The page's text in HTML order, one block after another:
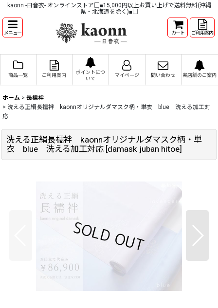
kaonn -日音衣- オンラインストア□■15,000円以上お買い上げで送料無料(沖縄
県・北海道を除く)■□
メニュー カート ご利用案内
商品一覧 ご利用案内
ポイントにつ
いて
マイページ 問い合わせ 実店舗のご案内
ホーム > 長襦袢
> 洗える正絹長襦袢 kaonnオリジナルダマスク柄・単衣 blue 洗える加工対
応
洗える正絹長襦袢 kaonnオリジナルダマスク柄・単
衣 blue 洗える加工対応 [damask juban hitoe]